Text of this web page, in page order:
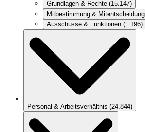
Grundlagen & Rechte (15.147)
Mitbestimmung & Mitentscheidung
Ausschüsse & Funktionen (1.196)
Personal & Arbeitsverhältnis (24.844)